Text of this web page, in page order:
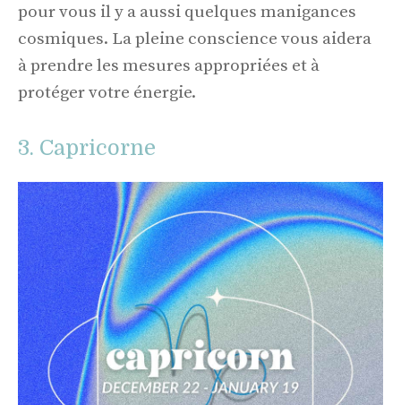
pour vous il y a aussi quelques manigances
cosmiques. La pleine conscience vous aidera
à prendre les mesures appropriées et à
protéger votre énergie.
3. Capricorne